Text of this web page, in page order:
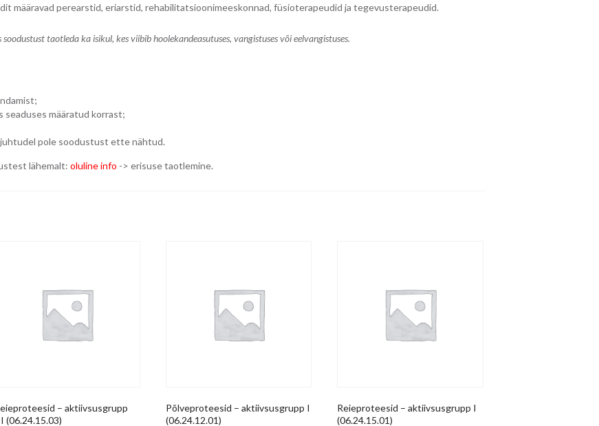
määravad perearstid, eriarstid, rehabilitatsioonimeeskonnad, füsioterapeudid ja tegevusterapeudid.
taotleda ka isikul, kes viibib hoolekandeasutuses, vangistuses või eelvangistuses.
seaduses määratud korrast;
pole soodustust ette nähtud.
lähemalt: oluline info -> erisuse taotlemine.
– aktiivsusgrupp
(06.24.15.03)
Põlveproteesid – aktiivsusgrupp I
(06.24.12.01)
Reieproteesid – aktiivsusgrupp I
(06.24.15.01)